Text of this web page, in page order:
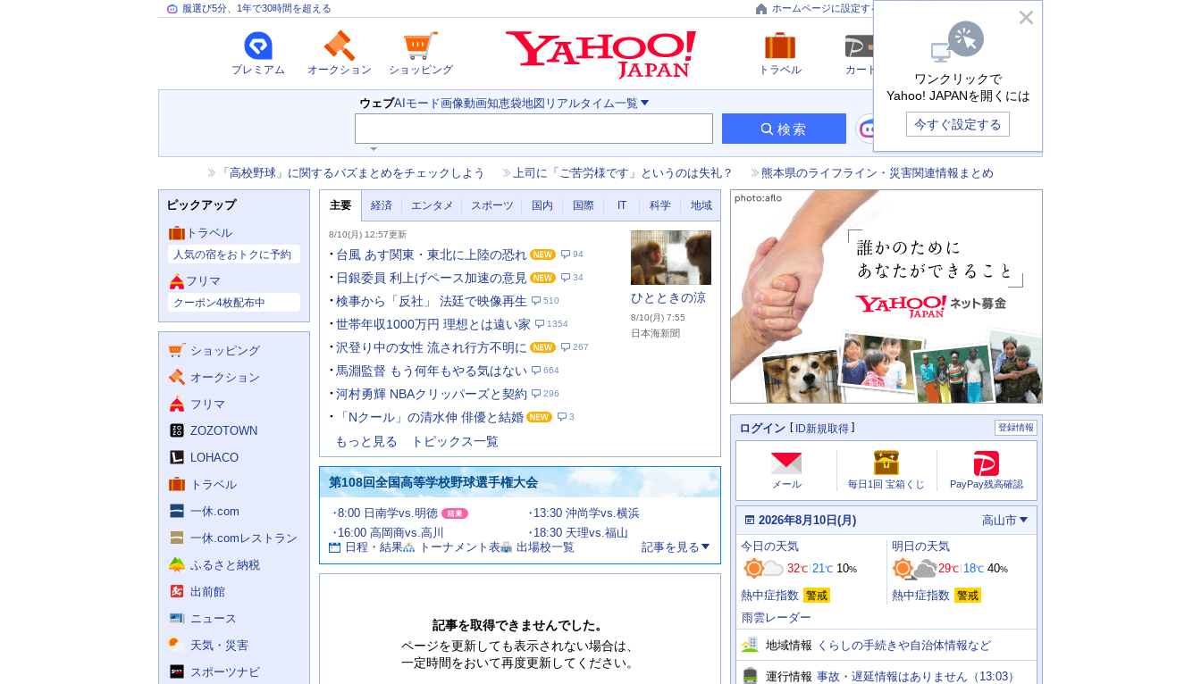
ワンクリックで
Yahoo! JAPANを開くには
今すぐ設定する
服選び5分、1年で30時間を超える ホームページに設定する
トラベル カード
プレミアム オークション ショッピング
検
索
ウェブAIモード画像動画知恵袋地図 リアルタイム一覧
検索
ワ
ー
力
補
助
を
開
く
ら
せ
「高校野球」に関するバズまとめをチェックしよう 上司に「ご苦労様です」というのは失礼？ 熊本県のライフライン・災害関連情報まとめ
ピックアップ
トラベル
人気の宿をおトクに予約
フリマ
クーポン4枚配布中
主
サ
ビ
ショッピング
オークション
フリマ
ZOZOTOWN
LOHACO
トラベル
一休.com
一休.comレストラン
ふるさと納税
出前館
ニュース
天気・災害
スポーツナビ
ュ
ス
主要 経済 エンタメ スポーツ 国内 国際 IT 科学 地域
要
ニ
ー
8/10(月) 12:57更新
台風 あす関東・東北に上陸の恐れ 94
日銀委員 利上げペース加速の意見 34
検事から「反社」 法廷で映像再生 510
世帯年収1000万円 理想とは遠い家 1354
沢登り中の女性 流され行方不明に 267
馬淵監督 もう何年もやる気はない 664
河村勇輝 NBAクリッパーズと契約 296
「Nクール」の清水伸 俳優と結婚 3
ひとときの涼
8/10(月) 7:55
日本海新聞
もっと見る トピックス一覧
第108回全国高等学校野球選手権大会
試
合
情
報
8:00 日南学vs.明徳
13:30 沖尚学vs.横浜
16:00 高岡商vs.高川
18:30 天理vs.福山
日程・結果
トーナメント表 出場校一覧 記事を見る
お
す
記事を取得できませんでした。
ページを更新しても表示されない場合は、
一定時間をおいて再度更新してください。
個
人
情
報
ログイン ID新規取得 登録情報
あ
た
の
ス
ス
メール 毎日1回 宝箱くじ PayPay残高確認
本
日
の
天
気
、
運
情
報
2026年8月10日(月) 高山市
今
日
明
日
の
天
気
今日 の天気
32℃ 21℃ 10%
熱中症指数 警戒
明日 の天気
29℃ 18℃ 40%
熱中症指数 警戒
雨雲レーダー
地域情報 くらしの手続きや自治体情報など
運行情報 事故・遅延情報はありません（13:03）